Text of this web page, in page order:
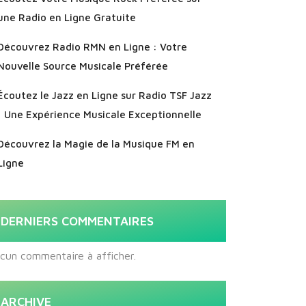
Radio en Ligne Gratuite
Radio RMN en Ligne : Votre
Source Musicale Préférée
le Jazz en Ligne sur Radio TSF Jazz
Une Expérience Musicale Exceptionnelle
la Magie de la Musique FM en
DERNIERS COMMENTAIRES
commentaire à afficher.
ARCHIVE